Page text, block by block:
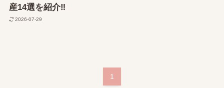
産14選を紹介‼
2026-07-29
1